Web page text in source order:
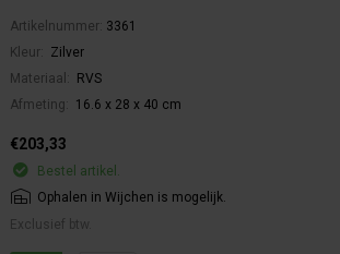
Artikelnummer: 3361
Kleur:
Zilver
Materiaal:
RVS
Afmeting:
16.6 x 28 x 40 cm
€203,33
Bestel artikel.
Ophalen in Wijchen is mogelijk.
Exclusief btw.